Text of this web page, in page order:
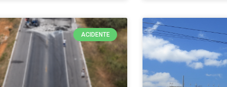
ACIDENTE